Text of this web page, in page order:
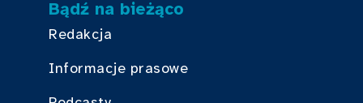
Bądź na bieżąco
Redakcja
Informacje prasowe